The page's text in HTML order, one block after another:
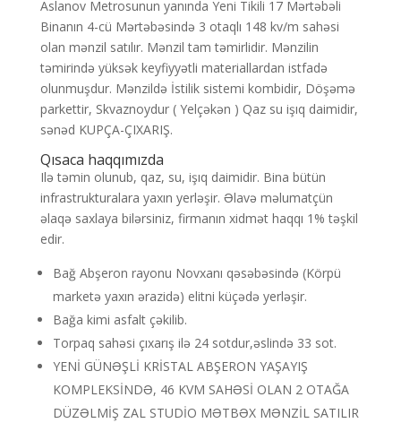
Aslanov Metrosunun yanında Yeni Tikili 17 Mərtəbəli
Binanın 4-cü Mərtəbəsində 3 otaqlı 148 kv/m sahəsi
olan mənzil satılır. Mənzil tam təmirlidir. Mənzilin
təmirində yüksək keyfiyyətli materiallardan istfadə
olunmuşdur. Mənzildə İstilik sistemi kombidir, Döşəmə
parkettir, Skvaznoydur ( Yelçəkən ) Qaz su işıq daimidir,
sənəd KUPÇA-ÇIXARIŞ.
Qısaca haqqımızda
Ilə təmin olunub, qaz, su, işıq daimidir. Bina bütün
infrastrukturalara yaxın yerləşir. Əlavə məlumatçün
əlaqə saxlaya bilərsiniz, firmanın xidmət haqqı 1% təşkil
edir.
Bağ Abşeron rayonu Novxanı qəsəbəsində (Körpü
marketə yaxın ərazidə) elitni küçədə yerləşir.
Bağa kimi asfalt çəkilib.
Torpaq sahəsi çıxarış ilə 24 sotdur,əslində 33 sot.
YENİ GÜNƏŞLİ KRİSTAL ABŞERON YAŞAYIŞ
KOMPLEKSİNDƏ, 46 KVM SAHƏSİ OLAN 2 OTAĞA
DÜZƏLMİŞ ZAL STUDİO MƏTBƏX MƏNZİL SATILIR